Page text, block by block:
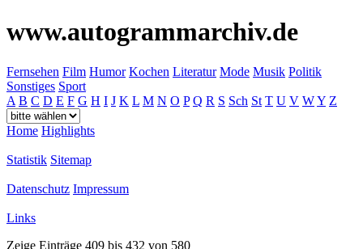
www.autogrammarchiv.de
Fernsehen Film Humor Kochen Literatur Mode Musik Politik
Sonstiges Sport
A B C D E F G H I J K L M N O P Q R S Sch St T U V WY Z
Home Highlights
Statistik Sitemap
Datenschutz Impressum
Links
Zeige Einträge 409 bis 432 von 580